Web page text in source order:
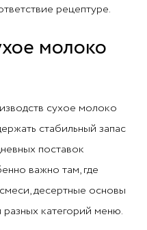
рецептуре.
молоко
сухое молоко
стабильный запас
поставок
важно там, где
десертные основы
категорий меню.